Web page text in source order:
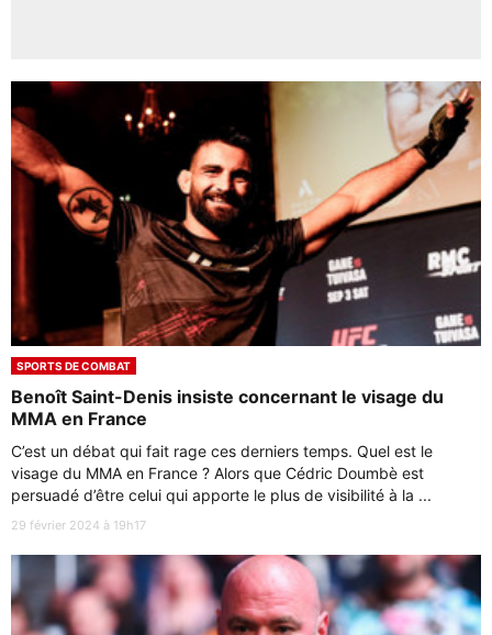
SPORTS DE COMBAT
Benoît Saint-Denis insiste concernant le visage du
MMA en France
C’est un débat qui fait rage ces derniers temps. Quel est le
visage du MMA en France ? Alors que Cédric Doumbè est
persuadé d’être celui qui apporte le plus de visibilité à la ...
29 février 2024 à 19h17